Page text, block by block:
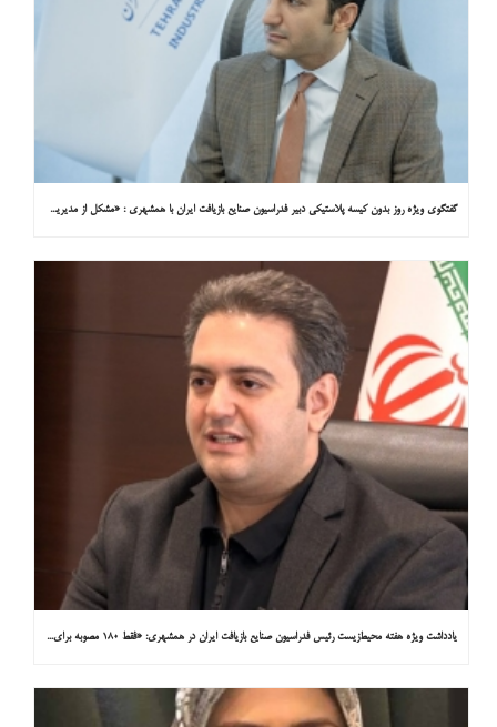
گفتگوی ویژه روز بدون کیسه پلاستیکی دبیر فدراسیون صنایع بازیافت ایران با همشهری : «مشکل از مدیریت پسماند پلاستیکی است، نه کیسه پلاستیکی»
یادداشت ویژه هفته محیط‌زیست رئیس فدراسیون صنایع بازیافت ایران در همشهری: «فقط ۱۸۰ مصوبه برای خارج کردن خودروهای فرسوده از خیابان‌ها»